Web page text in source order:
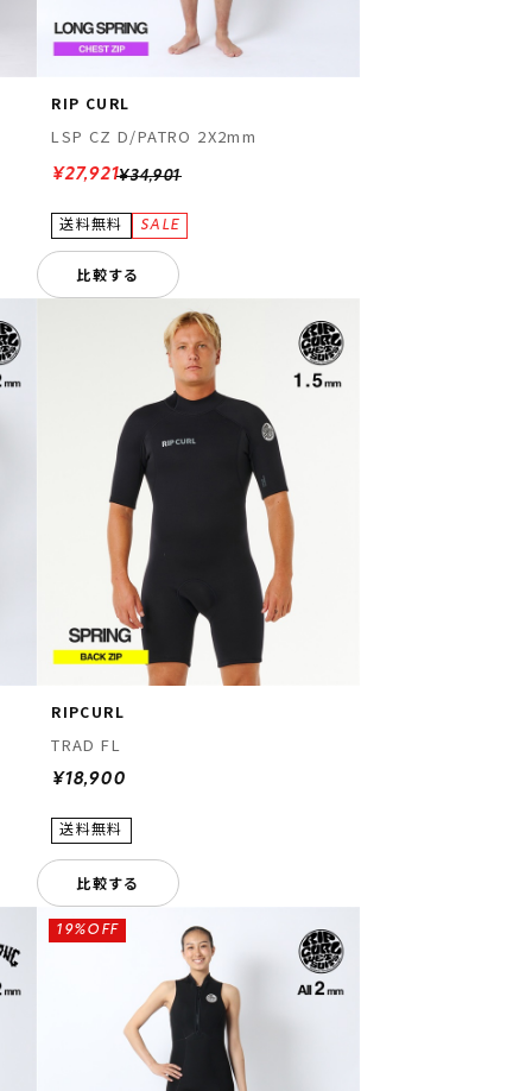
RIP CURL
LSP CZ D/PATRO 2X2mm
¥34,901
¥27,921
比較する
RIPCURL
TRAD FL
¥18,900
比較する
19%OFF